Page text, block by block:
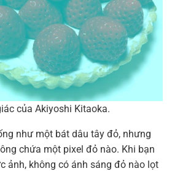
của Akiyoshi Kitaoka.
như một bát dâu tây đỏ, nhưng
chứa một pixel đỏ nào. Khi bạn
ảnh, không có ánh sáng đỏ nào lọt